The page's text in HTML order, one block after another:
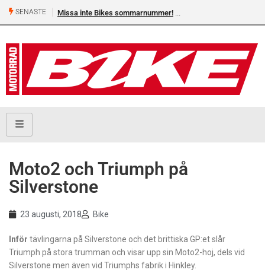
SENASTE Missa inte Bikes sommarnummer!
Moto2 och Triumph på
Silverstone
23 augusti, 2018 Bike
Inför tävlingarna på Silverstone och det brittiska GP:et slår
Triumph på stora trumman och visar upp sin Moto2-hoj, dels vid
Silverstone men även vid Triumphs fabrik i Hinkley.